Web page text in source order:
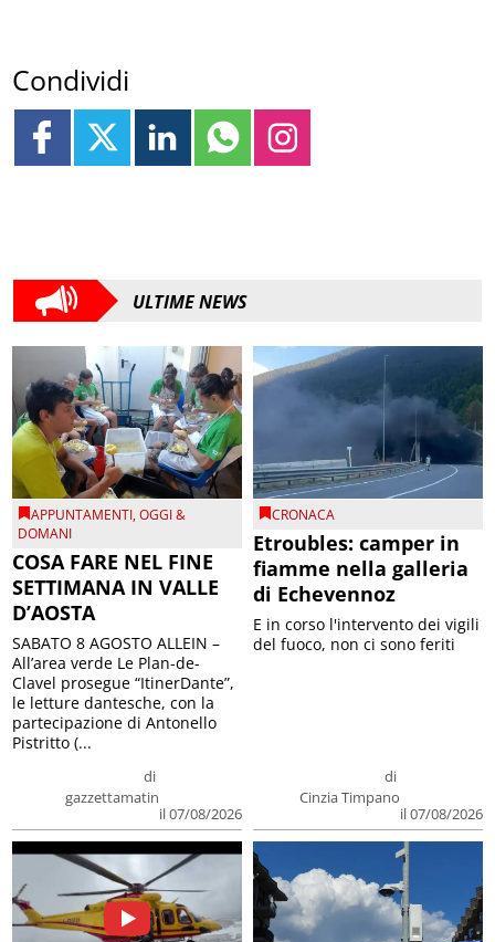
Condividi
ULTIME NEWS
APPUNTAMENTI,OGGI &
DOMANI
COSA FARE NEL FINE
SETTIMANA IN VALLE
D’AOSTA
di
gazzettamatin
il 07/08/2026
SABATO 8 AGOSTO ALLEIN –
All’area verde Le Plan-de-
Clavel prosegue “ItinerDante”,
le letture dantesche, con la
partecipazione di Antonello
Pistritto (...
CRONACA
Etroubles: camper in
fiamme nella galleria
di Echevennoz
di
Cinzia Timpano
il 07/08/2026
E in corso l'intervento dei vigili
del fuoco, non ci sono feriti